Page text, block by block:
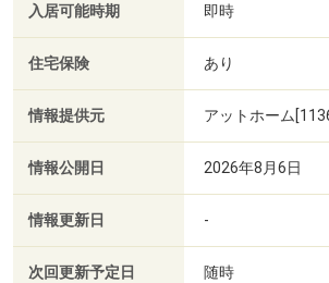
入居可能時期 即時
住宅保険 あり
情報提供元 アットホーム
情報公開日 2026年8月6日
情報更新日 -
次回更新予定日 随時